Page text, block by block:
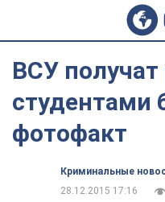
ВСУ
студентами
фотофакт
Криминальные
28.12.2015 17:16